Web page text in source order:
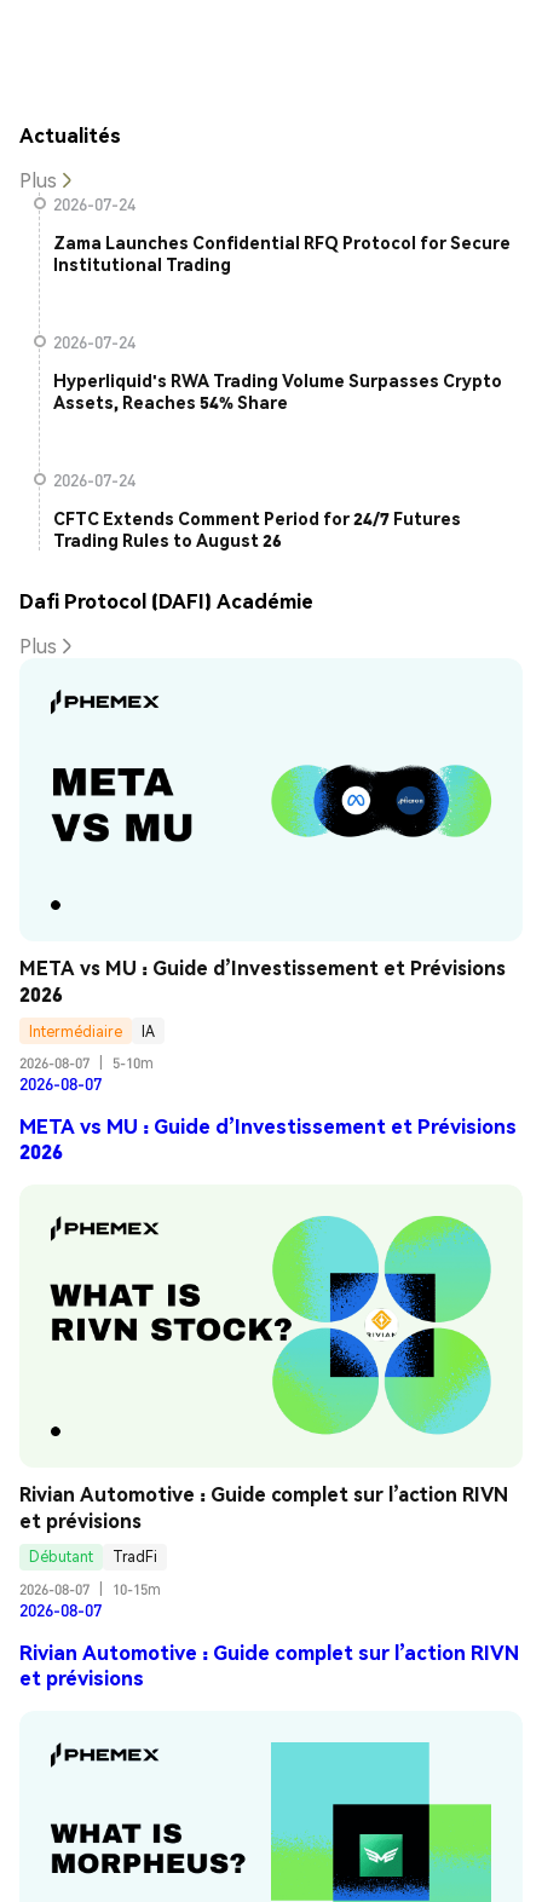
Actualités
Plus
2026-07-24
Zama Launches Confidential RFQ Protocol for Secure
Institutional Trading
2026-07-24
Hyperliquid's RWA Trading Volume Surpasses Crypto
Assets, Reaches 54% Share
2026-07-24
CFTC Extends Comment Period for 24/7 Futures
Trading Rules to August 26
Dafi Protocol (DAFI) Académie
Plus
META vs MU : Guide d’Investissement et Prévisions
2026
Intermédiaire
IA
2026-08-07
5-10m
2026-08-07
META vs MU : Guide d’Investissement et Prévisions
2026
Rivian Automotive : Guide complet sur l’action RIVN
et prévisions
Débutant
TradFi
2026-08-07
10-15m
2026-08-07
Rivian Automotive : Guide complet sur l’action RIVN
et prévisions